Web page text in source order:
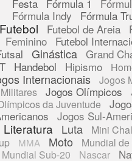
Festa
Fórmula 1
Fórmula Indy
Fórmula
Futebol Futebol de Areia
Feminino
Futebol
Ginástica Grand
Handebol Hipismo
Internacionais
Jogos
Militares
Jogos Olímpicos
da Juventude
Jogos Sul-
Literatura Luta
Mini
MMA Moto
Mundial
Mundial Sub-20
Nascar